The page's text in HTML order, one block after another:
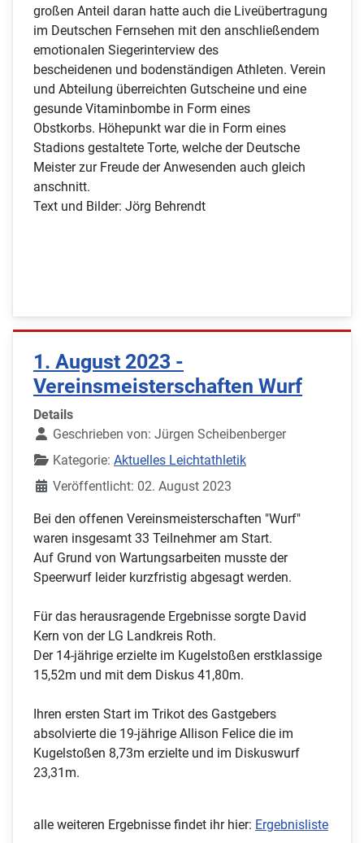
großen Anteil daran hatte auch die Liveübertragung
im Deutschen Fernsehen mit den anschließendem
emotionalen Siegerinterview des
bescheidenen und bodenständigen Athleten. Verein
und Abteilung überreichten Gutscheine und eine
gesunde Vitaminbombe in Form eines
Obstkorbs. Höhepunkt war die in Form eines
Stadions gestaltete Torte, welche der Deutsche
Meister zur Freude der Anwesenden auch gleich
anschnitt.
Text und Bilder: Jörg Behrendt
1. August 2023 -
Vereinsmeisterschaften Wurf
Details
Geschrieben von: Jürgen Scheibenberger
Kategorie: Aktuelles Leichtathletik
Veröffentlicht: 02. August 2023
Bei den offenen Vereinsmeisterschaften "Wurf"
waren insgesamt 33 Teilnehmer am Start.
Auf Grund von Wartungsarbeiten musste der
Speerwurf leider kurzfristig abgesagt werden.
Für das herausragende Ergebnisse sorgte David
Kern von der LG Landkreis Roth.
Der 14-jährige erzielte im Kugelstoßen erstklassige
15,52m und mit dem Diskus 41,80m.
Ihren ersten Start im Trikot des Gastgebers
absolvierte die 19-jährige Allison Felice die im
Kugelstoßen 8,73m erzielte und im Diskuswurf
23,31m.
alle weiteren Ergebnisse findet ihr hier: Ergebnisliste